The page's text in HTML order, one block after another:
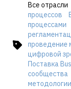
Все отрасли
процессов
процессами
проведение
цифровой
Поставка
сообщества